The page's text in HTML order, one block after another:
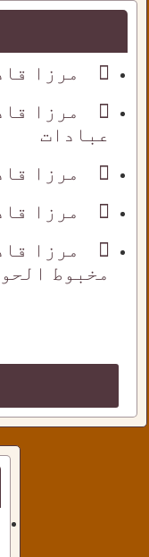
مرزا
مرزا
عبادات
مرزا
مرزا
مرزا
مخبوط